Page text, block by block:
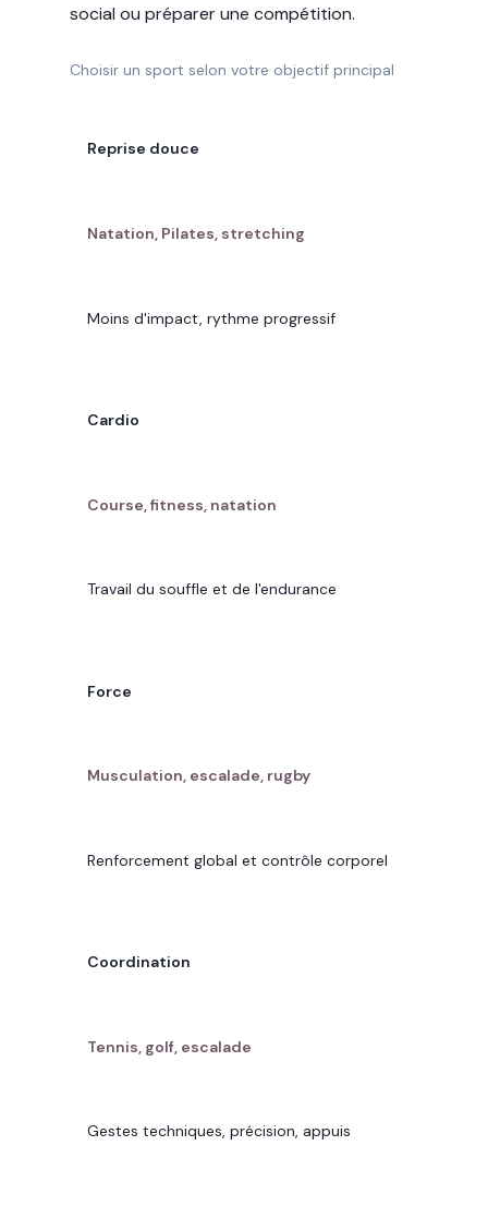
social ou préparer une compétition.
Choisir un sport selon votre objectif principal
Reprise douce
Natation, Pilates, stretching
Moins d'impact, rythme progressif
Cardio
Course, fitness, natation
Travail du souffle et de l'endurance
Force
Musculation, escalade, rugby
Renforcement global et contrôle corporel
Coordination
Tennis, golf, escalade
Gestes techniques, précision, appuis